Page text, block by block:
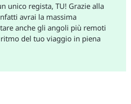
unico regista, TU! Grazie alla
avrai la massima
anche gli angoli più remoti
ritmo del tuo viaggio in piena